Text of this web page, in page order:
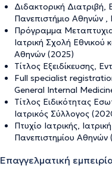
Διδακτορική Διατριβή,
Πανεπιστήμιο Αθηνών ,
Πρόγραμμα
Ιατρική Σχολή Εθνικού
Αθηνών (2025)
Τίτλος Εξειδίκευσης,
Full specialist
General Internal
Τίτλος Ειδικότητας
Ιατρικός Σύλλογος
Πτυχίο Ιατρικής,
Πανεπιστημίου Αθηνών
Επαγγελματική